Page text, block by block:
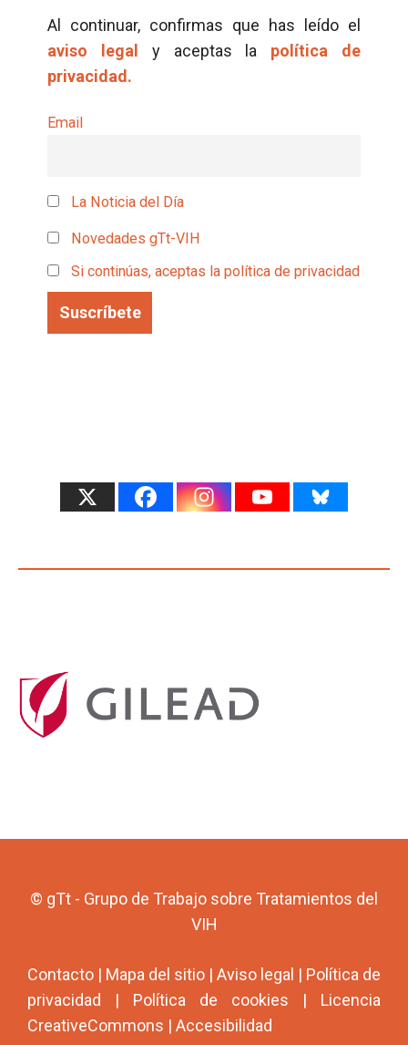
Al continuar, confirmas que has leído el
aviso legal
y aceptas la política de
privacidad.
Email
La Noticia del Día
Novedades gTt-VIH
Si continúas, aceptas la política de privacidad
© gTt - Grupo de Trabajo sobre Tratamientos del
VIH
Contacto | Mapa del sitio | Aviso legal | Política de
privacidad | Política de cookies | Licencia
CreativeCommons | Accesibilidad